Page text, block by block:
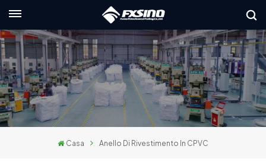
Casa Anello Di Rivestimento In CPVC